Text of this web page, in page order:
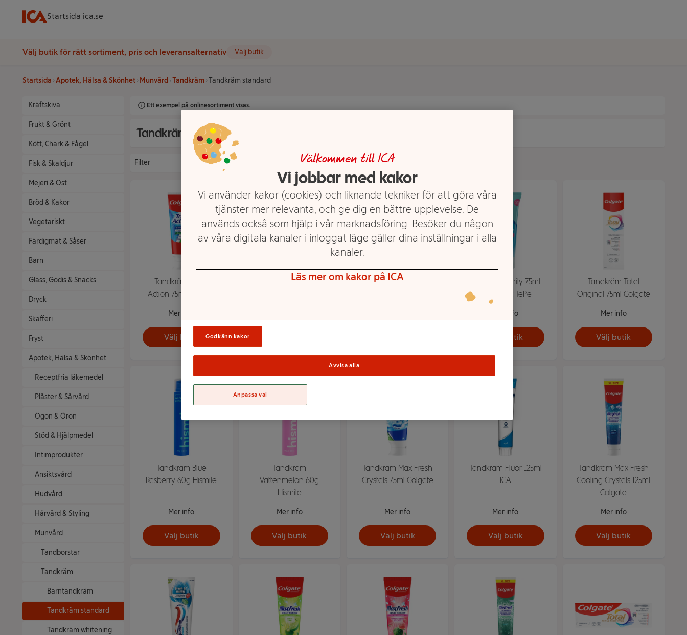
Startsida ica.se
Välj butik för rätt sortiment, pris och leveransalternativ Välj butik
Startsida Apotek, Hälsa & Skönhet Munvård Tandkräm Tandkräm standard
Kräftskiva
Frukt & Grönt
Kött, Chark & Fågel
Fisk & Skaldjur
Mejeri & Ost
Bröd & Kakor
Vegetariskt
Färdigmat & Såser
Barn
Glass, Godis & Snacks
Dryck
Skafferi
Fryst
Apotek, Hälsa & Skönhet
Receptfria läkemedel
Plåster & Sårvård
Ögon & Öron
Stöd & Hjälpmedel
Intimprodukter
Ansiktsvård
Hudvård
Hårvård & Styling
Munvård
Tandborstar
Tandkräm
Barntandkräm
Tandkräm standard
Tandkräm whitening
Ett exempel på onlinesortiment visas.
Tandkräm standard
Filter
Tandkräm Triple
Action 75ml Colgate
Mer info
Välj butik
Tandkräm Original
Tandkräm Flour mint
Tandkräm Daily 75ml
Miljömärkt TePe
Mer info
Välj butik
Tandkräm Total
Original 75ml Colgate
Mer info
Välj butik
Tandkräm Blue
Rasberry 60g Hismile
Mer info
Välj butik
Tandkräm
Vattenmelon 60g
Hismile
Mer info
Välj butik
Tandkräm Max Fresh
Crystals 75ml Colgate
Mer info
Välj butik
Tandkräm Fluor 125ml
ICA
Mer info
Välj butik
Tandkräm Max Fresh
Cooling Crystals 125ml
Colgate
Mer info
Välj butik
Välkommen till ICA
Vi jobbar med kakor
Vi använder kakor (cookies) och liknande tekniker för att göra våra
tjänster mer relevanta, och ge dig en bättre upplevelse. De
används också som hjälp i vår marknadsföring. Besöker du någon
av våra digitala kanaler i inloggat läge gäller dina inställningar i alla
kanaler.
Läs mer om kakor på ICA
Godkänn kakor
Avvisa alla
Anpassa val